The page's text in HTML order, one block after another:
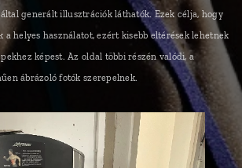
generált illusztrációk láthatók. Ezek célja, hogy
a helyes használatot, ezért kisebb eltérések lehetnek
képest. Az oldal többi részén valódi, a
ábrázoló fotók szerepelnek.